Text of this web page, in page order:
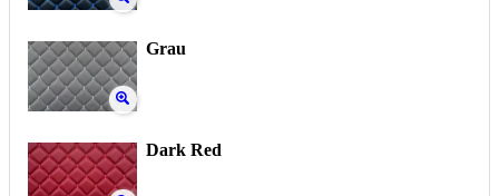
Grau
Dark Red